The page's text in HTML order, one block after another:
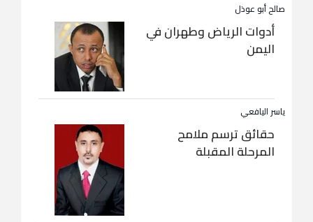
صالح أبو عوذل
أدوات الرياض وطهران في
اليمن
ياسر اليافعي
حقائق ترسم ملامح
المرحلة المقبلة